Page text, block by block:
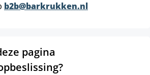
b2b@barkrukken.nl
pagina